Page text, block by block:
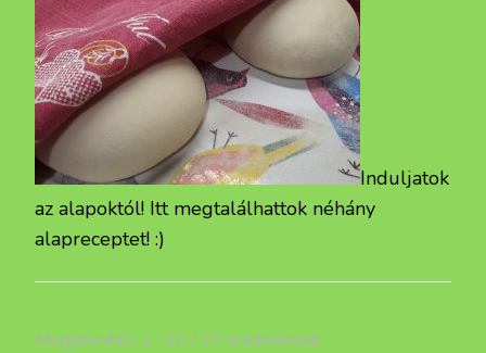
Induljatok
az alapoktól! Itt megtalálhattok néhány
alapreceptet! :)
Megjelenítés: 1 -10 / 27 eredmények